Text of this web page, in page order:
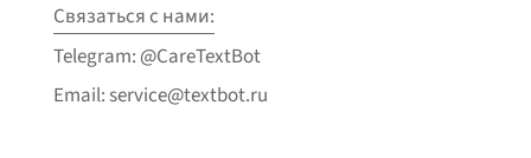
Связаться с нами:
Telegram: @CareTextBot
Email: service@textbot.ru